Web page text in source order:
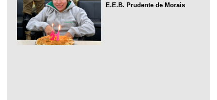
E.E.B. Prudente de Morais